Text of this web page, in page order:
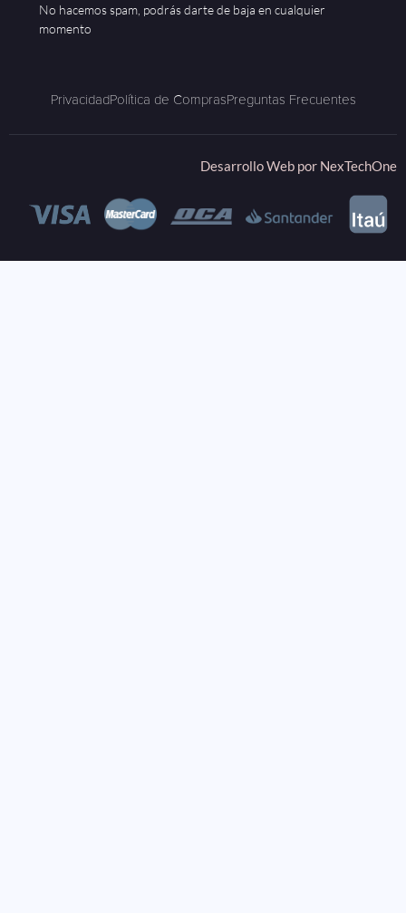
No hacemos spam, podrás darte de baja en cualquier
momento
PrivacidadPolítica de ComprasPreguntas Frecuentes
Desarrollo Web por NexTechOne